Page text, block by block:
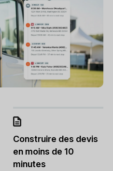
Construire des devis
en moins de 10
minutes